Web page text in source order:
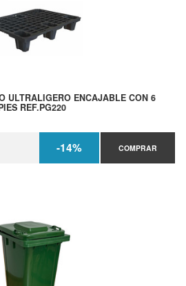
ULTRALIGERO ENCAJABLE CON 6
REF.PG220
-14% COMPRAR